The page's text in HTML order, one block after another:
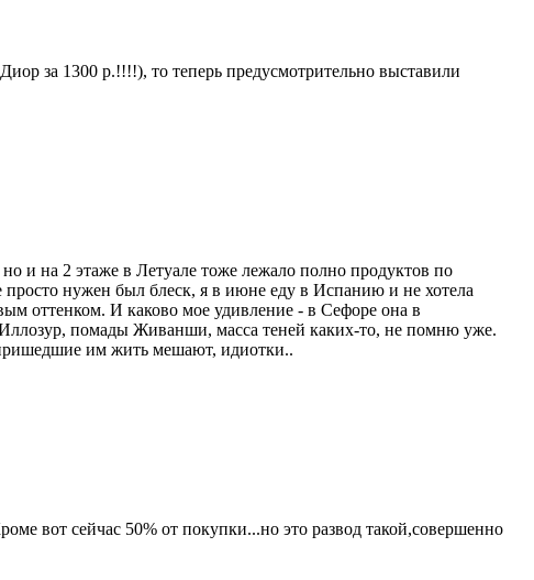
за 1300 р.!!!!), то теперь предусмотрительно выставили
и на 2 этаже в Летуале тоже лежало полно продуктов по
нужен был блеск, я в июне еду в Испанию и не хотела
оттенком. И каково мое удивление - в Сефоре она в
помады Живанши, масса теней каких-то, не помню уже.
пришедшие им жить мешают, идиотки..
вот сейчас 50% от покупки...но это развод такой,совершенно